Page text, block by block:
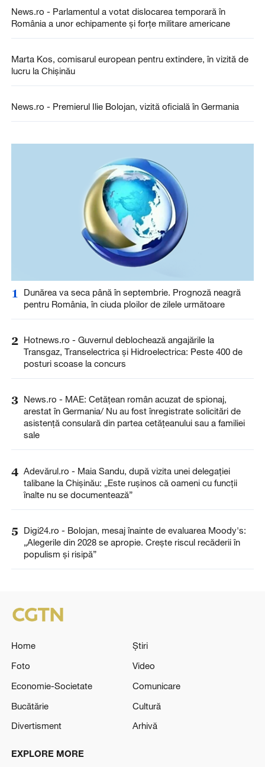
News.ro - Parlamentul a votat dislocarea temporară în
România a unor echipamente şi forţe militare americane
Marta Kos, comisarul european pentru extindere, în vizită de
lucru la Chișinău
News.ro - Premierul Ilie Bolojan, vizită oficială în Germania
1
Dunărea va seca până în septembrie. Prognoză neagră
pentru România, în ciuda ploilor de zilele următoare
2 Hotnews.ro - Guvernul deblochează angajările la
Transgaz, Transelectrica și Hidroelectrica: Peste 400 de
posturi scoase la concurs
3 News.ro - MAE: Cetăţean român acuzat de spionaj,
arestat în Germania/ Nu au fost înregistrate solicitări de
asistenţă consulară din partea cetăţeanului sau a familiei
sale
4 Adevărul.ro - Maia Sandu, după vizita unei delegației
talibane la Chișinău: „Este rușinos că oameni cu funcții
înalte nu se documentează”
5
Digi24.ro - Bolojan, mesaj înainte de evaluarea Moody's:
„Alegerile din 2028 se apropie. Crește riscul recăderii în
populism și risipă”
Home
Știri
Foto
Video
Economie-Societate
Comunicare
Bucătărie
Cultură
Divertisment
Arhivă
EXPLORE MORE